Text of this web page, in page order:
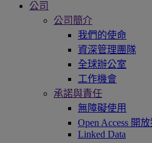
公司
公司簡介
我們的使命
資深管理團隊
全球辦公室
工作機會
承諾與責任
無障礙使用
Open Access 開
Linked Data